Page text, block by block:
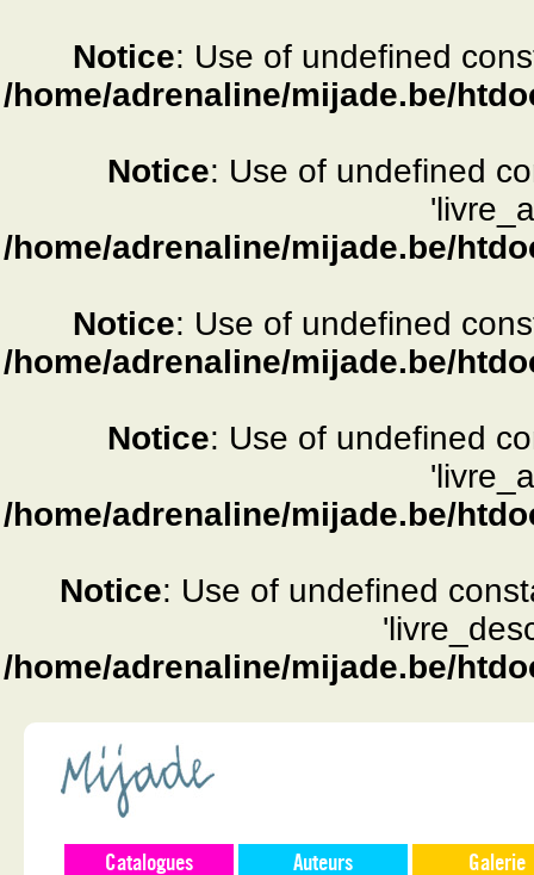
Notice: Use of undefined
/home/adrenaline/mijade.be/
Notice: Use of undefined
/home/adrenaline/mijade.be/
Notice: Use of undefined
/home/adrenaline/mijade.be/
Notice: Use of undefined
/home/adrenaline/mijade.be/
Notice: Use of undefined
/home/adrenaline/mijade.be/
Catalogues Auteurs Galerie